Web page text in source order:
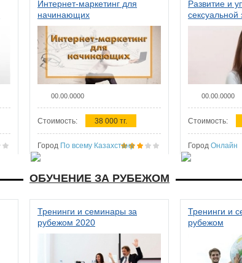
Интернет-маркетинг для
начинающих
00.00.0000
Стоимость: 38 000 тг.
Город По всему Казахстану
Развитие и
сексуальной
женщин
00.00.0000
Стоимость:
Город Онлайн
ОБУЧЕНИЕ ЗА РУБЕЖОМ
Тренинги и семинары за
рубежом 2020
Тренинги и
рубежом